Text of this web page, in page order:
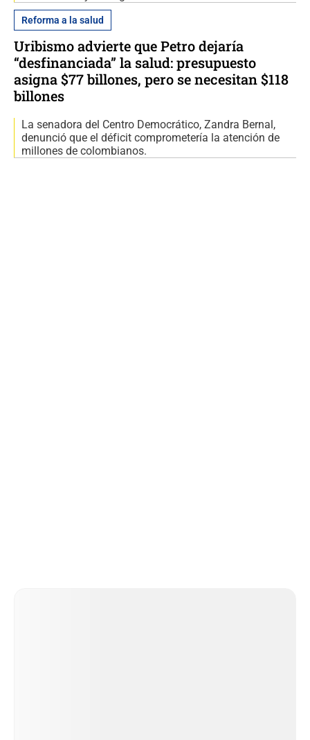
Reforma a la salud
Uribismo advierte que Petro dejaría
“desfinanciada” la salud: presupuesto
asigna $77 billones, pero se necesitan $118
billones
La senadora del Centro Democrático, Zandra Bernal,
denunció que el déficit comprometería la atención de
millones de colombianos.